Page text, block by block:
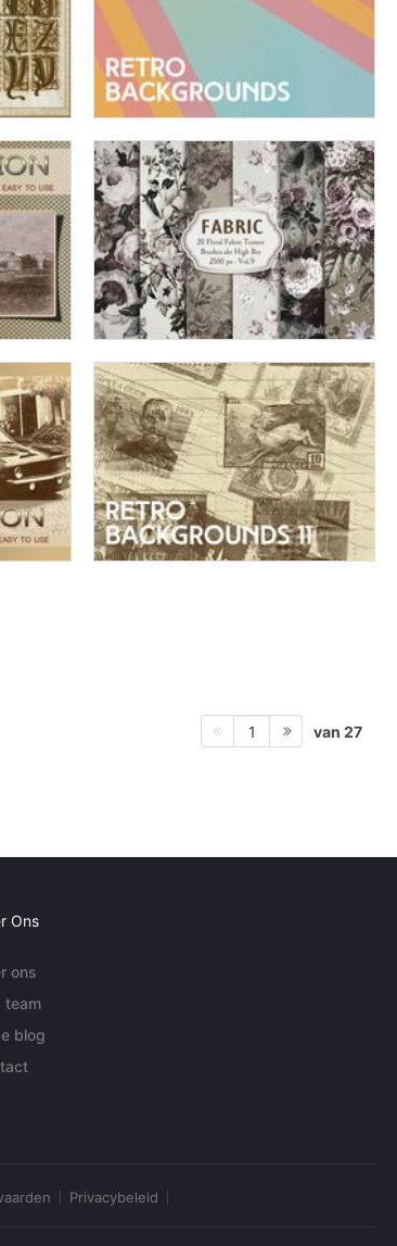
1 van 27
Ons
ons
team
blog
Privacybeleid